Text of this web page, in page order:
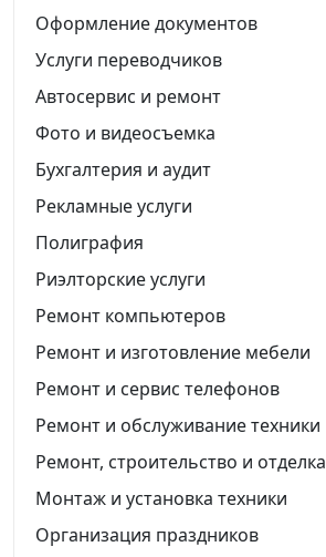
Оформление документов
Услуги переводчиков
Автосервис и ремонт
Фото и видеосъемка
Бухгалтерия и аудит
Рекламные услуги
Полиграфия
Риэлторские услуги
Ремонт компьютеров
Ремонт и изготовление мебели
Ремонт и сервис телефонов
Ремонт и обслуживание техники
Ремонт, строительство и отделка
Монтаж и установка техники
Организация праздников